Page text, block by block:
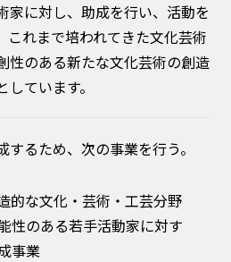
家に対し、助成を行い、活動を
これまで培われてきた文化芸術
性のある新たな文化芸術の創造
ています。
るため、次の事業を行う。
的な文化・芸術・工芸分野
性のある若手活動家に対す
事業